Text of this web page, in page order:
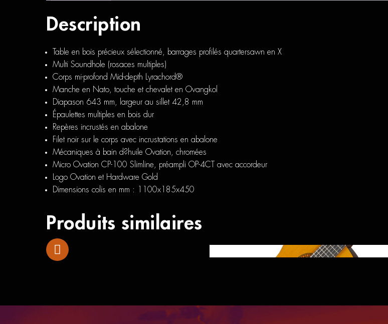
Description
Table en bois précieux sélectionné, barrages profilés quartersawn en X
Multi Soundhole (rosaces multiples)
Corps mi-profond Mid-depth Lyrachord®
Manche en Nato, touche et chevalet en Ovangkol
Diapason 643 mm, largeur au sillet 42,8 mm
Épaulettes multiples en bois dur
Repères incrustés en abalone
Filet noir sur le corps avec incrustations en abalone
Mécaniques à bain d?huile Ovation, chromées
Micro Ovation CP-100 Slimline, préampli OP-4CT avec accordeur
Logo Ovation et Hardware Gold
Dimensions colis en mm : 1100x185x450
Produits similaires